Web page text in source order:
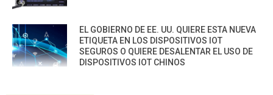
EL GOBIERNO DE EE. UU. QUIERE ESTA NUEVA
ETIQUETA EN LOS DISPOSITIVOS IOT
SEGUROS O QUIERE DESALENTAR EL USO DE
DISPOSITIVOS IOT CHINOS